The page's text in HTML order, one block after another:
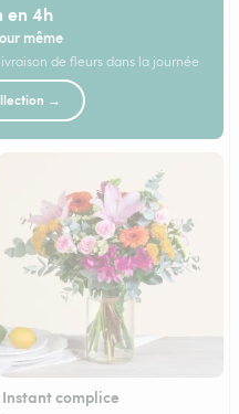
en 4h
même
de fleurs dans la journée
→
Instant complice